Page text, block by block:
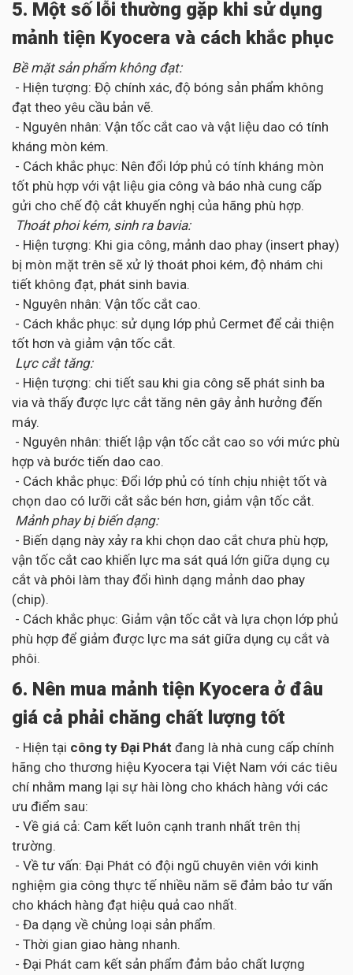
5. Một số lỗi thường gặp khi sử dụng
mảnh tiện Kyocera và cách khắc phục
Bề mặt sản phẩm không đạt:
- Hiện tượng: Độ chính xác, độ bóng sản phẩm không
đạt theo yêu cầu bản vẽ.
- Nguyên nhân: Vận tốc cắt cao và vật liệu dao có tính
kháng mòn kém.
- Cách khắc phục: Nên đổi lớp phủ có tính kháng mòn
tốt phù hợp với vật liệu gia công và báo nhà cung cấp
gửi cho chế độ cắt khuyến nghị của hãng phù hợp.
Thoát phoi kém, sinh ra bavia:
- Hiện tượng: Khi gia công, mảnh dao phay (insert phay)
bị mòn mặt trên sẽ xử lý thoát phoi kém, độ nhám chi
tiết không đạt, phát sinh bavia.
- Nguyên nhân: Vận tốc cắt cao.
- Cách khắc phục: sử dụng lớp phủ Cermet để cải thiện
tốt hơn và giảm vận tốc cắt.
Lực cắt tăng:
- Hiện tượng: chi tiết sau khi gia công sẽ phát sinh ba
via và thấy được lực cắt tăng nên gây ảnh hưởng đến
máy.
- Nguyên nhân: thiết lập vận tốc cắt cao so với mức phù
hợp và bước tiến dao cao.
- Cách khắc phục: Đổi lớp phủ có tính chịu nhiệt tốt và
chọn dao có lưỡi cắt sắc bén hơn, giảm vận tốc cắt.
Mảnh phay bị biến dạng:
- Biến dạng này xảy ra khi chọn dao cắt chưa phù hợp,
vận tốc cắt cao khiến lực ma sát quá lớn giữa dụng cụ
cắt và phôi làm thay đổi hình dạng mảnh dao phay
(chip).
- Cách khắc phục: Giảm vận tốc cắt và lựa chọn lớp phủ
phù hợp để giảm được lực ma sát giữa dụng cụ cắt và
phôi.
6. Nên mua mảnh tiện Kyocera ở đâu
giá cả phải chăng chất lượng tốt
- Hiện tại công ty Đại Phát đang là nhà cung cấp chính
hãng cho thương hiệu Kyocera tại Việt Nam với các tiêu
chí nhằm mang lại sự hài lòng cho khách hàng với các
ưu điểm sau:
- Về giá cả: Cam kết luôn cạnh tranh nhất trên thị
trường.
- Về tư vấn: Đại Phát có đội ngũ chuyên viên với kinh
nghiệm gia công thực tế nhiều năm sẽ đảm bảo tư vấn
cho khách hàng đạt hiệu quả cao nhất.
- Đa dạng về chủng loại sản phẩm.
- Thời gian giao hàng nhanh.
- Đại Phát cam kết sản phẩm đảm bảo chất lượng